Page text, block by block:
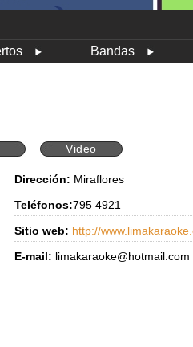
Bandas
Video
Dirección: Miraflores
Teléfonos:795 4921
Sitio web: http://
E-mail: limakaraoke@hotmail.com